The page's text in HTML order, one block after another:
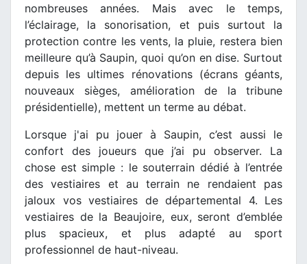
nombreuses années. Mais avec le temps,
l’éclairage, la sonorisation, et puis surtout la
protection contre les vents, la pluie, restera bien
meilleure qu’à Saupin, quoi qu’on en dise. Surtout
depuis les ultimes rénovations (écrans géants,
nouveaux sièges, amélioration de la tribune
présidentielle), mettent un terme au débat.
Lorsque j'ai pu jouer à Saupin, c’est aussi le
confort des joueurs que j’ai pu observer. La
chose est simple : le souterrain dédié à l’entrée
des vestiaires et au terrain ne rendaient pas
jaloux vos vestiaires de départemental 4. Les
vestiaires de la Beaujoire, eux, seront d’emblée
plus spacieux, et plus adapté au sport
professionnel de haut-niveau.